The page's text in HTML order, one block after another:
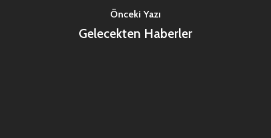
Önceki Yazı
Gelecekten Haberler